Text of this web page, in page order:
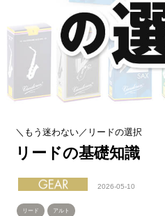
＼もう迷わない／リードの選択
リードの基礎知識
2026-05-10
リード アルト